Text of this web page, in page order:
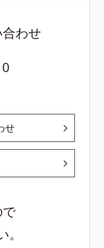
わせ
せ
で